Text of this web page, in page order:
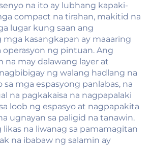
na ito ay lubhang kapaki-
compact na tirahan, makitid na
lugar kung saan ang
mga kasangkapan ay maaaring
operasyon ng pintuan. Ang
na may dalawang layer at
ng walang hadlang na
mga espasyong panlabas, na
na pagkakaisa na nagpapalaki
loob ng espasyo at nagpapakita
ugnayan sa paligid na tanawin.
likas na liwanag sa pamamagitan
na ibabaw ng salamin ay